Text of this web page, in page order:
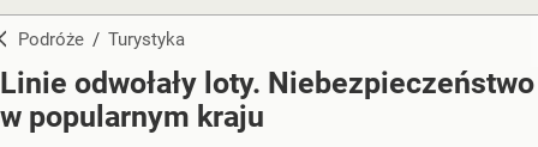
Podróże / Turystyka
Linie odwołały loty. Niebezpieczeństwo
w popularnym kraju